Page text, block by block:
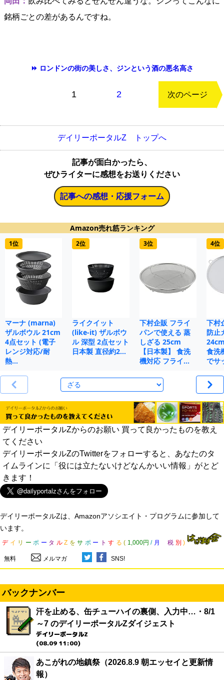
銘柄ごとの差があるんですね。
⏩ ロンドンの街の美しさ、ジンという酒の悪名高さ
1 2 次のページ
デイリーポータルZ トップへ
記事が面白かったら、
ぜひライターに感想をお送りください
記事への感想・応援フォーム
Amazon売れ筋ランキング
1位
マーナ (marna)
ザルボウル 21cm
4点セット (電子
レンジ対応/耐
熱…
2位
ライクイット
(like-it) ザルボウ
ル 深型 2点セット
日本製 直径約2…
3位
下村企販 フライ
パンで使える 蒸
しざる 25cm
【日本製】 食洗
機対応 フライ…
4位
下村
防止
食洗
でサ
デイリーポータルZからのお願い 買って良かったものを教え
てください
デイリーポータルZのTwitterをフォローすると、あなたのタ
イムラインに「役には立たないけどなんかいい情報」がとど
きます！
デイリーポータルZは、Amazonアソシエイト・プログラムに参加して
います。
デ イ リ ー ポ ー タ ル Z を サ ポ ー ト す る ( 1,000円 / 月 税 別 )
無料 メルマガ SNS!
バックナンバー
汗を止める、缶チューハイの裏側、入力中…・8/1
～7 のデイリーポータルZダイジェスト
デイリーポータルZ
(08.09 11:00)
あこがれの地鎮祭（2026.8.9 朝エッセイと更新情
報）